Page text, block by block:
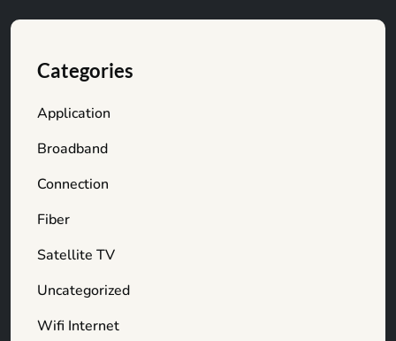
Categories
Application
Broadband
Connection
Fiber
Satellite TV
Uncategorized
Wifi Internet